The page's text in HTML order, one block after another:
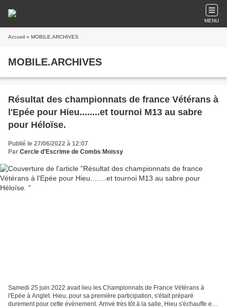
MENU
Accueil » MOBILE.ARCHIVES
MOBILE.ARCHIVES
Résultat des championnats de france Vétérans à
l'Epée pour Hieu........et tournoi M13 au sabre
pour Héloïse.
Publié le 27/06/2022 à 12:07
Par Cercle d'Escrime de Combs Moissy
Samedi 25 juin 2022 avait lieu les Championnats de France Vétérans à
l'Epée à Anglet. Hieu, pour sa première participation, s'était préparé
durement pour cette évènement. Arrivé très tôt à la salle, Hieu s'échauffe et